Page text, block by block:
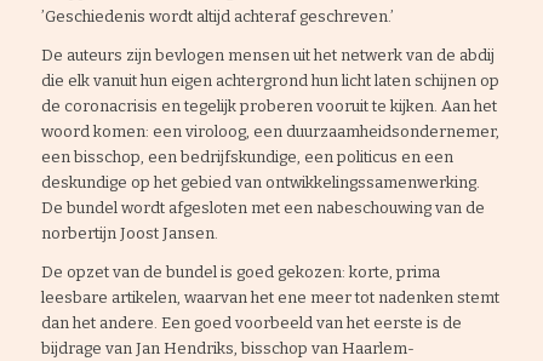
’Geschiedenis wordt altijd achteraf geschreven.’
De auteurs zijn bevlogen mensen uit het netwerk van de abdij
die elk vanuit hun eigen achtergrond hun licht laten schijnen op
de coronacrisis en tegelijk proberen vooruit te kijken. Aan het
woord komen: een viroloog, een duurzaamheidsondernemer,
een bisschop, een bedrijfskundige, een politicus en een
deskundige op het gebied van ontwikkelingssamenwerking.
De bundel wordt afgesloten met een nabeschouwing van de
norbertijn Joost Jansen.
De opzet van de bundel is goed gekozen: korte, prima
leesbare artikelen, waarvan het ene meer tot nadenken stemt
dan het andere. Een goed voorbeeld van het eerste is de
bijdrage van Jan Hendriks, bisschop van Haarlem-